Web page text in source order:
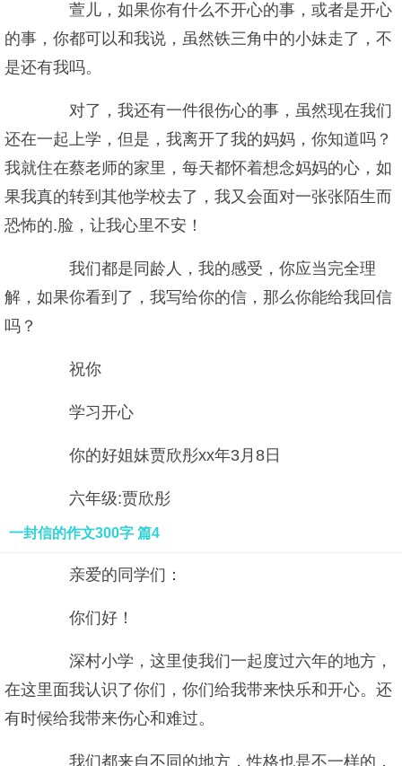
萱儿，如果你有什么不开心的事，或者是开心
的事，你都可以和我说，虽然铁三角中的小妹走了，不
是还有我吗。
对了，我还有一件很伤心的事，虽然现在我们
还在一起上学，但是，我离开了我的妈妈，你知道吗？
我就住在蔡老师的家里，每天都怀着想念妈妈的心，如
果我真的转到其他学校去了，我又会面对一张张陌生而
恐怖的.脸，让我心里不安！
我们都是同龄人，我的感受，你应当完全理
解，如果你看到了，我写给你的信，那么你能给我回信
吗？
祝你
学习开心
你的好姐妹贾欣彤xx年3月8日
六年级:贾欣彤
一封信的作文300字 篇4
亲爱的同学们：
你们好！
深村小学，这里使我们一起度过六年的地方，
在这里面我认识了你们，你们给我带来快乐和开心。还
有时候给我带来伤心和难过。
我们都来自不同的地方，性格也是不一样的，